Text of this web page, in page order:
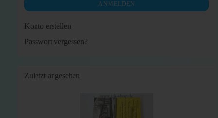
ANMELDEN
Konto erstellen
Passwort vergessen?
Zuletzt angesehen